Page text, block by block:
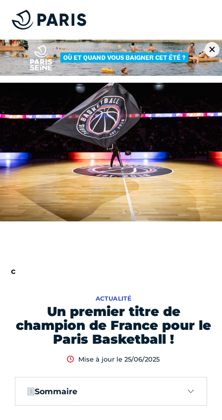
Un premier titre de
champion de France pour le
Paris Basketball !
ACTUALITÉ
Mise à jour le 25/06/2025
Sommaire